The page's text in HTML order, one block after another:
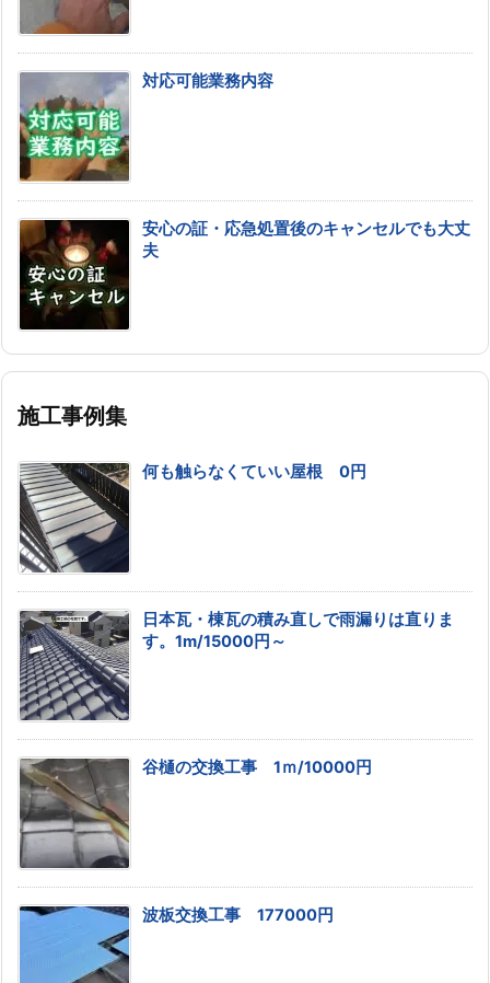
対応可能業務内容
安心の証・応急処置後のキャンセルでも大丈
夫
施工事例集
何も触らなくていい屋根 0円
日本瓦・棟瓦の積み直しで雨漏りは直りま
す。1m/15000円～
谷樋の交換工事 1ｍ/10000円
波板交換工事 177000円